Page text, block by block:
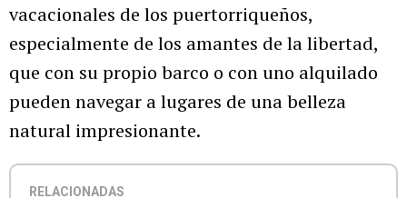
vacacionales de los puertorriqueños,
especialmente de los amantes de la libertad,
que con su propio barco o con uno alquilado
pueden navegar a lugares de una belleza
natural impresionante.
RELACIONADAS